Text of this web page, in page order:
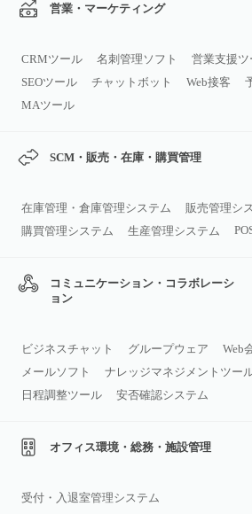
営業・マーケティング
CRMツール 名刺管理ソフト
営業支援ツ
SEOツール
チャットボット Web接客
MAツール
SCM・販売・在庫・購買管理
在庫管理・倉庫管理システム
販売管理シ
購買管理システム
生産管理システム
コミュニケーション・コラボレーシ
ョン
ビジネスチャット グループウェア
Web
メールソフト
ナレッジマネジメントツー
日程調整ツール
安否確認システム
オフィス環境・総務・施設管理
受付・入退室管理システム